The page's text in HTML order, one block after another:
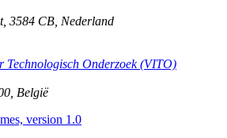
, 3584 CB Nederland
Technologisch Onderzoek (VITO)
België
version 1.0